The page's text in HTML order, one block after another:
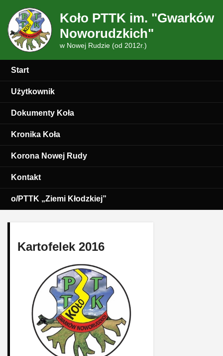
Koło PTTK im. "Gwarków
Noworudzkich"
w Nowej Rudzie (od 2012r.)
Start
Użytkownik
Dokumenty Koła
Kronika Koła
Korona Nowej Rudy
Kontakt
o/PTTK „Ziemi Kłodzkiej”
Kartofelek 2016